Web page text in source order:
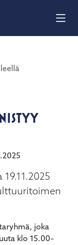
Haku
joka
klo 15.00–